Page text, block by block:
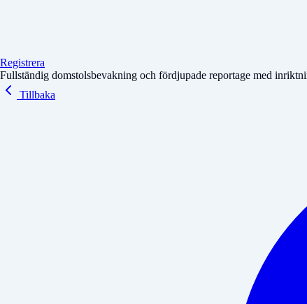
Registrera
Fullständig domstolsbevakning och fördjupade reportage med
Tillbaka